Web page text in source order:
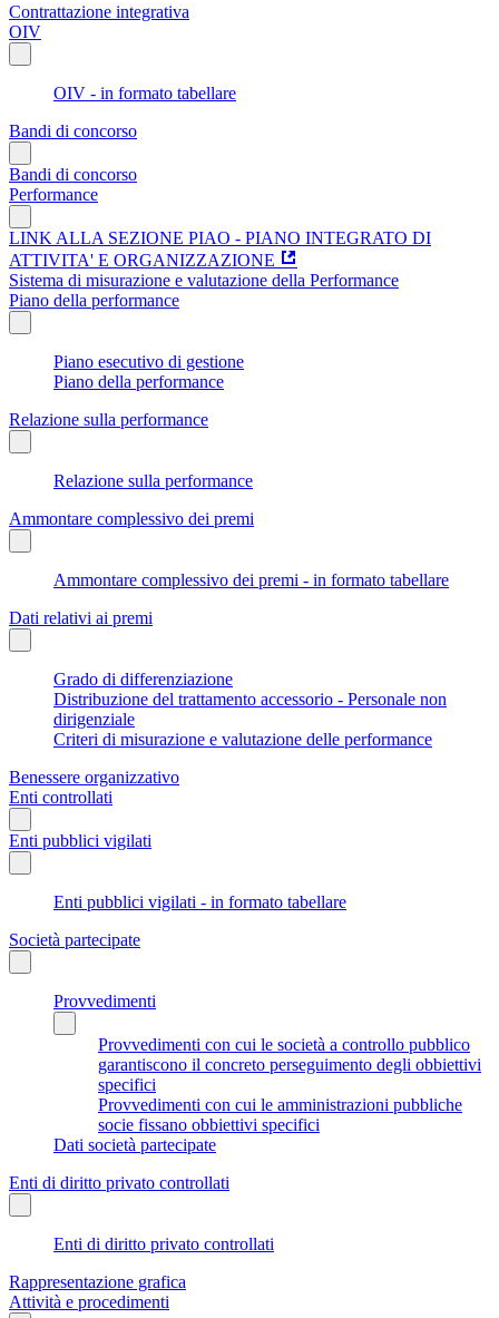
Contrattazione integrativa
OIV
OIV - in formato tabellare
Bandi di concorso
Bandi di concorso
Performance
LINK ALLA SEZIONE PIAO - PIANO INTEGRATO DI
ATTIVITA' E ORGANIZZAZIONE
Sistema di misurazione e valutazione della Performance
Piano della performance
Piano esecutivo di gestione
Piano della performance
Relazione sulla performance
Relazione sulla performance
Ammontare complessivo dei premi
Ammontare complessivo dei premi - in formato tabellare
Dati relativi ai premi
Grado di differenziazione
Distribuzione del trattamento accessorio - Personale non
dirigenziale
Criteri di misurazione e valutazione delle performance
Benessere organizzativo
Enti controllati
Enti pubblici vigilati
Enti pubblici vigilati - in formato tabellare
Società partecipate
Provvedimenti
Provvedimenti con cui le società a controllo pubblico
garantiscono il concreto perseguimento degli obbiettivi
specifici
Provvedimenti con cui le amministrazioni pubbliche
socie fissano obbiettivi specifici
Dati società partecipate
Enti di diritto privato controllati
Enti di diritto privato controllati
Rappresentazione grafica
Attività e procedimenti